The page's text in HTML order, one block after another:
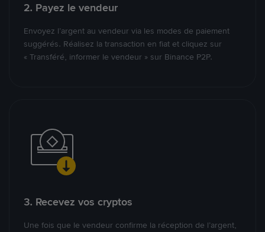
2. Payez le vendeur
Envoyez l’argent au vendeur via les modes de paiement
suggérés. Réalisez la transaction en fiat et cliquez sur
« Transféré, informer le vendeur » sur Binance P2P.
3. Recevez vos cryptos
Une fois que le vendeur confirme la réception de l’argent,